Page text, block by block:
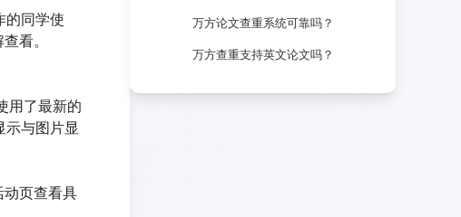
的同学使
看。
用了最新的
与图片显
页查看具
万方论文查重系统可靠吗？
万方查重支持英文论文吗？